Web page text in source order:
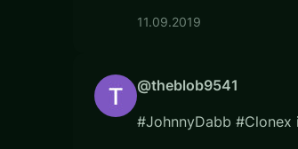
11.09.2019
@theblob9541
#JohnnyDabb #Clonex